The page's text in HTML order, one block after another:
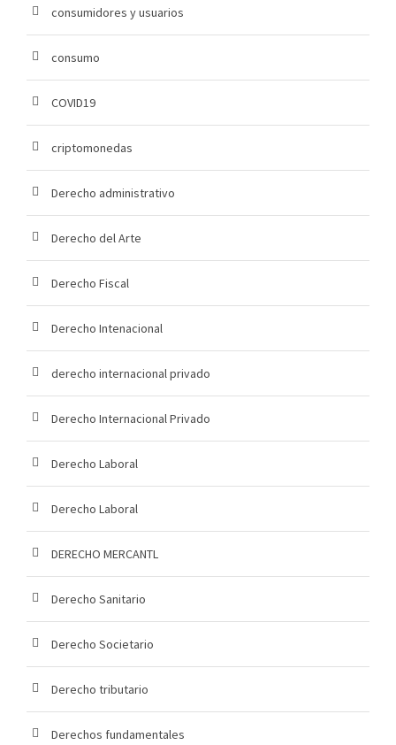
consumidores y usuarios
consumo
COVID19
criptomonedas
Derecho administrativo
Derecho del Arte
Derecho Fiscal
Derecho Intenacional
derecho internacional privado
Derecho Internacional Privado
Derecho Laboral
Derecho Laboral
DERECHO MERCANTL
Derecho Sanitario
Derecho Societario
Derecho tributario
Derechos fundamentales